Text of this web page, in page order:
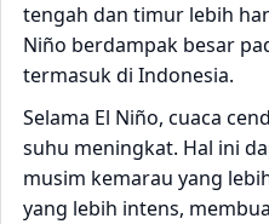
tengah dan timur lebih
Niño berdampak besar
termasuk di Indonesia.
Selama El Niño, cuaca
suhu meningkat. Hal ini
musim kemarau yang
yang lebih intens,